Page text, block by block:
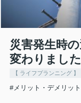
災害発生時
変わりました
【 ライフプランニング 】
#メリット・デメリット